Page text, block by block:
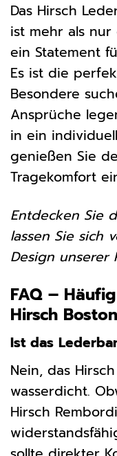
Das Hirsch
ist mehr als
ein Statement
Es ist die
Besondere
Ansprüche
in ein
genießen Sie
Tragekomfort
Entdecken Sie
lassen Sie sich
Design unserer
FAQ –
Hirsch Boston
Ist das
Nein, das
wasserdicht.
Hirsch